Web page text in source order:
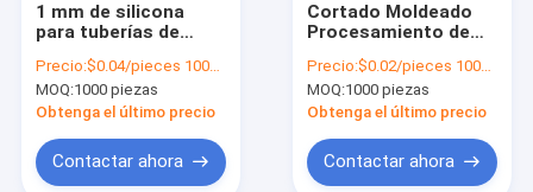
Contacto
Todos los casos
1 mm de silicona
para tuberías de
alimenticio O anillo
para sellado
impermeable
Precio:$0.04/pieces 1000-4999 pieces
MOQ:1000 piezas
Obtenga el último precio
Contactar ahora
Cortado Moldeado
Procesamiento de
caucho SBR O Sello
de anillo Color
personalizable
Precio:$0.02/pieces 1000-9999 pieces
MOQ:1000 piezas
Obtenga el último precio
Contactar ahora